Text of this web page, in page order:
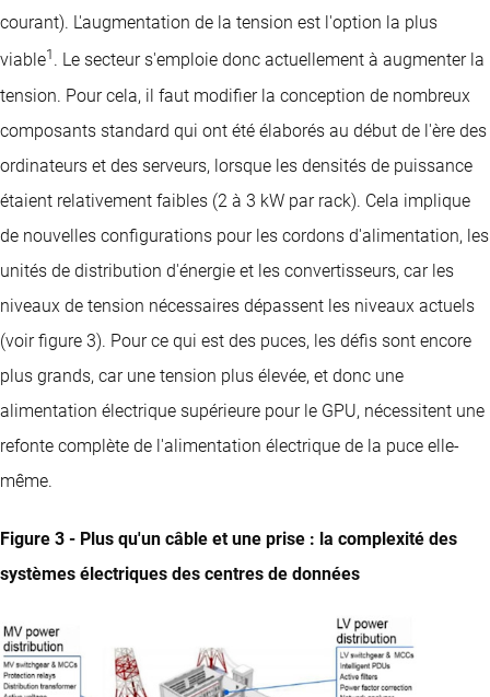
courant). L'augmentation de la tension est l'option la plus
viable1 . Le secteur s'emploie donc actuellement à augmenter la
tension. Pour cela, il faut modifier la conception de nombreux
composants standard qui ont été élaborés au début de l'ère des
ordinateurs et des serveurs, lorsque les densités de puissance
étaient relativement faibles (2 à 3 kW par rack). Cela implique
de nouvelles configurations pour les cordons d'alimentation, les
unités de distribution d'énergie et les convertisseurs, car les
niveaux de tension nécessaires dépassent les niveaux actuels
(voir figure 3). Pour ce qui est des puces, les défis sont encore
plus grands, car une tension plus élevée, et donc une
alimentation électrique supérieure pour le GPU, nécessitent une
refonte complète de l'alimentation électrique de la puce elle-
même.
Figure 3 - Plus qu'un câble et une prise : la complexité des
systèmes électriques des centres de données